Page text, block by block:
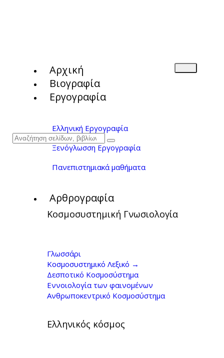
Αρχική
Βιογραφία
Εργογραφία
Ελληνική Εργογραφία
Ξενόγλωσση Εργογραφία
Πανεπιστημιακά μαθήματα
Αρθρογραφία
Κοσμοσυστημική Γνωσιολογία
Γλωσσάρι
Κοσμοσυστημικό Λεξικό →
Δεσποτικό Κοσμοσύστημα
Εννοιολογία των φαινομένων
Ανθρωποκεντρικό Κοσμοσύστημα
Ελληνικός κόσμος
Κοσμοσύστημα
(Τόμος Ε') - Γιώργος
Κοντογιώργης